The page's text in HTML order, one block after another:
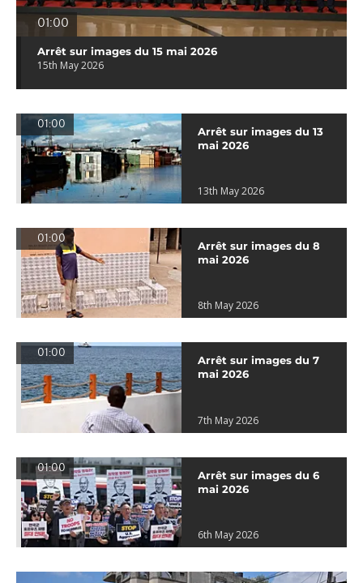
01:00
Arrêt sur images du 15 mai 2026
15th May 2026
01:00
Arrêt sur images du 13
mai 2026
13th May 2026
01:00
Arrêt sur images du 8
mai 2026
8th May 2026
01:00
Arrêt sur images du 7
mai 2026
7th May 2026
01:00
Arrêt sur images du 6
mai 2026
6th May 2026